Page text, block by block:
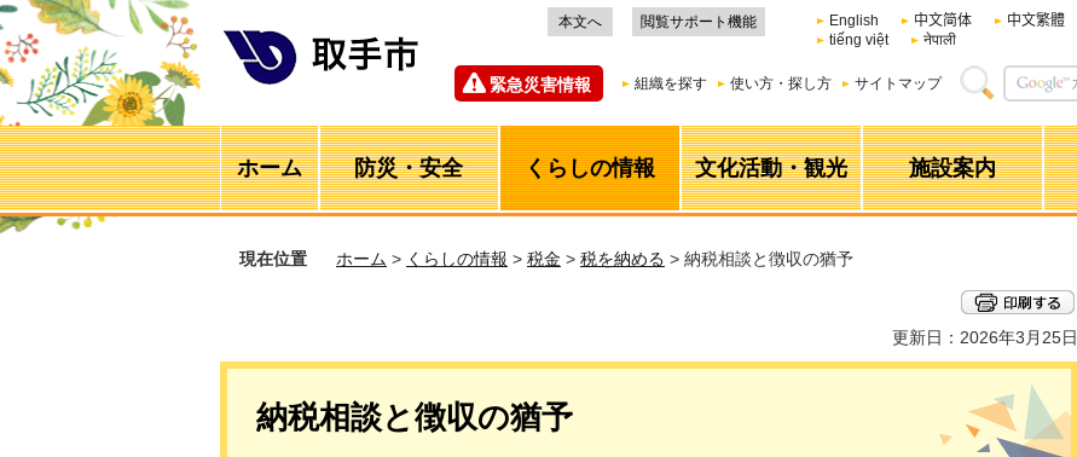
本文へ 閲覧サポート機能 English 中文简体 中文繁體
tiếng việt
नेपाली
緊急災害情報 組織を探す 使い方・探し方 サイトマップ
ホーム 防災・安全 くらしの情報 文化活動・観光 施設案内
現在位置 ホーム > くらしの情報 > 税金 > 税を納める > 納税相談と徴収の猶予
更新日：2026年3月25日
納税相談と徴収の猶予